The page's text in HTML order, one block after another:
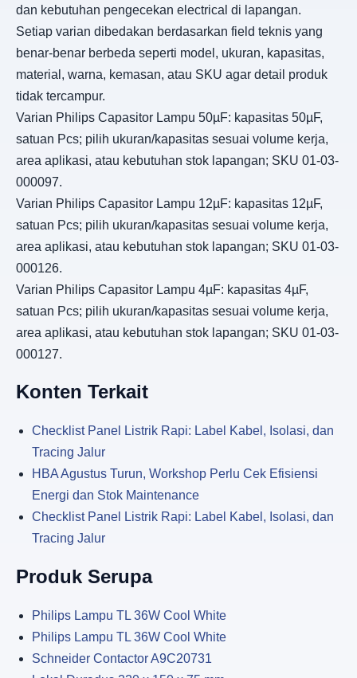
dan kebutuhan pengecekan electrical di lapangan.
Setiap varian dibedakan berdasarkan field teknis yang
benar-benar berbeda seperti model, ukuran, kapasitas,
material, warna, kemasan, atau SKU agar detail produk
tidak tercampur.
Varian Philips Capasitor Lampu 50µF: kapasitas 50µF,
satuan Pcs; pilih ukuran/kapasitas sesuai volume kerja,
area aplikasi, atau kebutuhan stok lapangan; SKU 01-03-
000097.
Varian Philips Capasitor Lampu 12µF: kapasitas 12µF,
satuan Pcs; pilih ukuran/kapasitas sesuai volume kerja,
area aplikasi, atau kebutuhan stok lapangan; SKU 01-03-
000126.
Varian Philips Capasitor Lampu 4µF: kapasitas 4µF,
satuan Pcs; pilih ukuran/kapasitas sesuai volume kerja,
area aplikasi, atau kebutuhan stok lapangan; SKU 01-03-
000127.
Konten Terkait
Checklist Panel Listrik Rapi: Label Kabel, Isolasi, dan
Tracing Jalur
HBA Agustus Turun, Workshop Perlu Cek Efisiensi
Energi dan Stok Maintenance
Checklist Panel Listrik Rapi: Label Kabel, Isolasi, dan
Tracing Jalur
Produk Serupa
Philips Lampu TL 36W Cool White
Philips Lampu TL 36W Cool White
Schneider Contactor A9C20731